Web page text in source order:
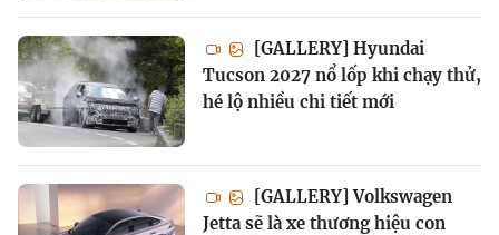
[GALLERY] Hyundai
Tucson 2027 nổ lốp khi chạy thử,
hé lộ nhiều chi tiết mới
[GALLERY] Volkswagen
Jetta sẽ là xe thương hiệu con